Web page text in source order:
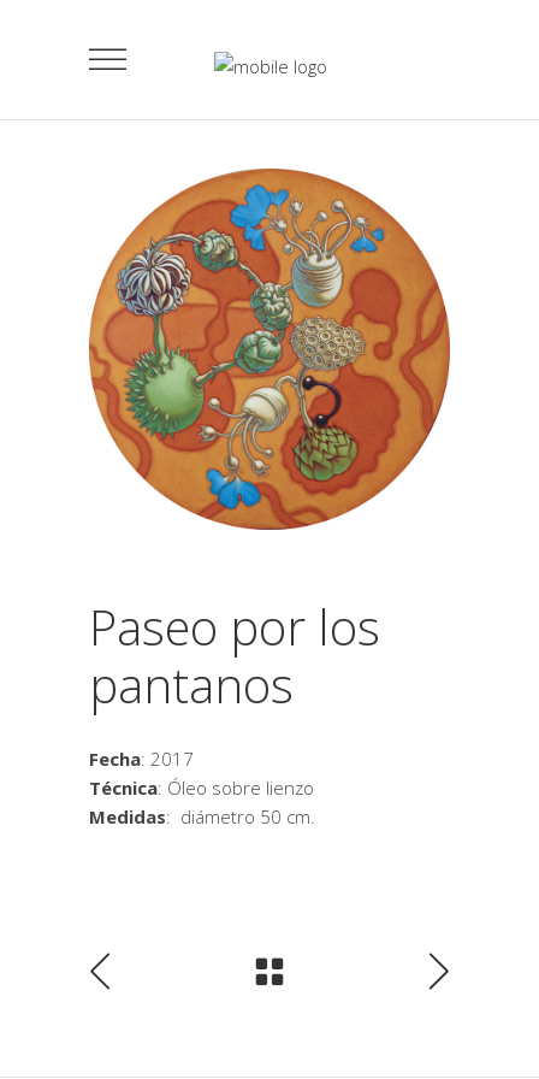
Paseo por los
pantanos
Fecha: 2017
Técnica: Óleo sobre lienzo
Medidas: diámetro 50 cm.